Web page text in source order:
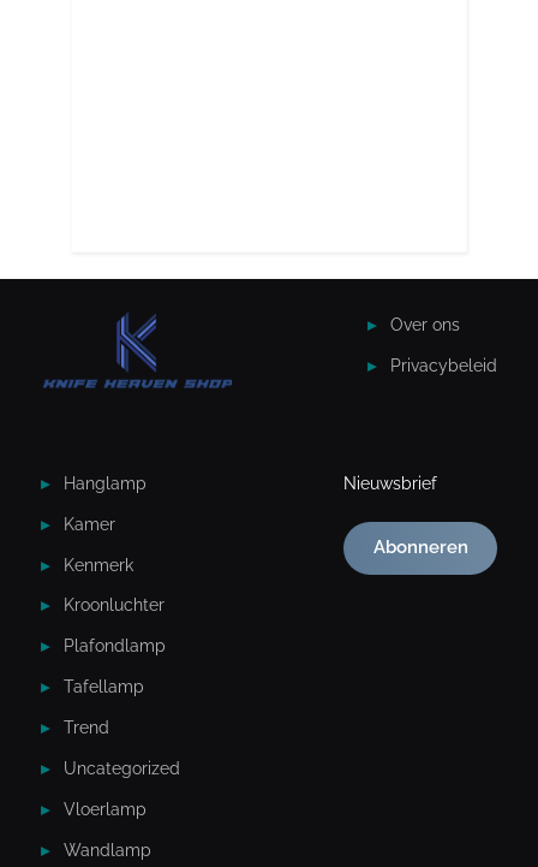
Over ons
Privacybeleid
Hanglamp
Kamer
Kenmerk
Kroonluchter
Plafondlamp
Tafellamp
Trend
Uncategorized
Vloerlamp
Wandlamp
Nieuwsbrief
Abonneren